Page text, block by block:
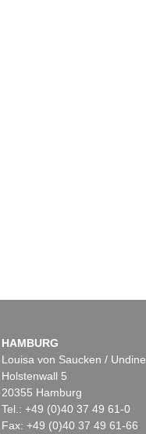
HAMBURG
Louisa von Saucken /
Holstenwall 5
20355 Hamburg
Tel.: +49 (0)40 37 49 61-0
Fax: +49 (0)40 37 49 61-66